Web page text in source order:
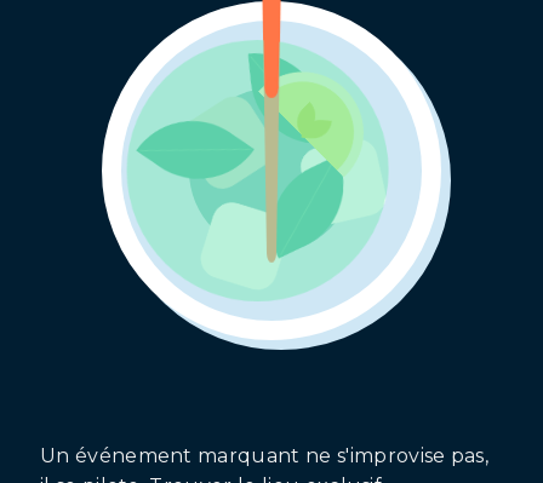
Un événement marquant ne s'improvise pas,